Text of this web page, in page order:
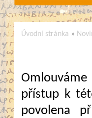
Úvodní stránka »
Omlouváme
přístup k
povolena